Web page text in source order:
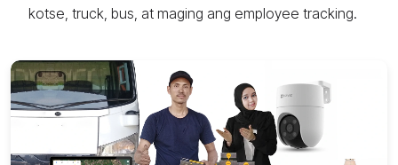
kotse, truck, bus, at maging ang employee tracking.